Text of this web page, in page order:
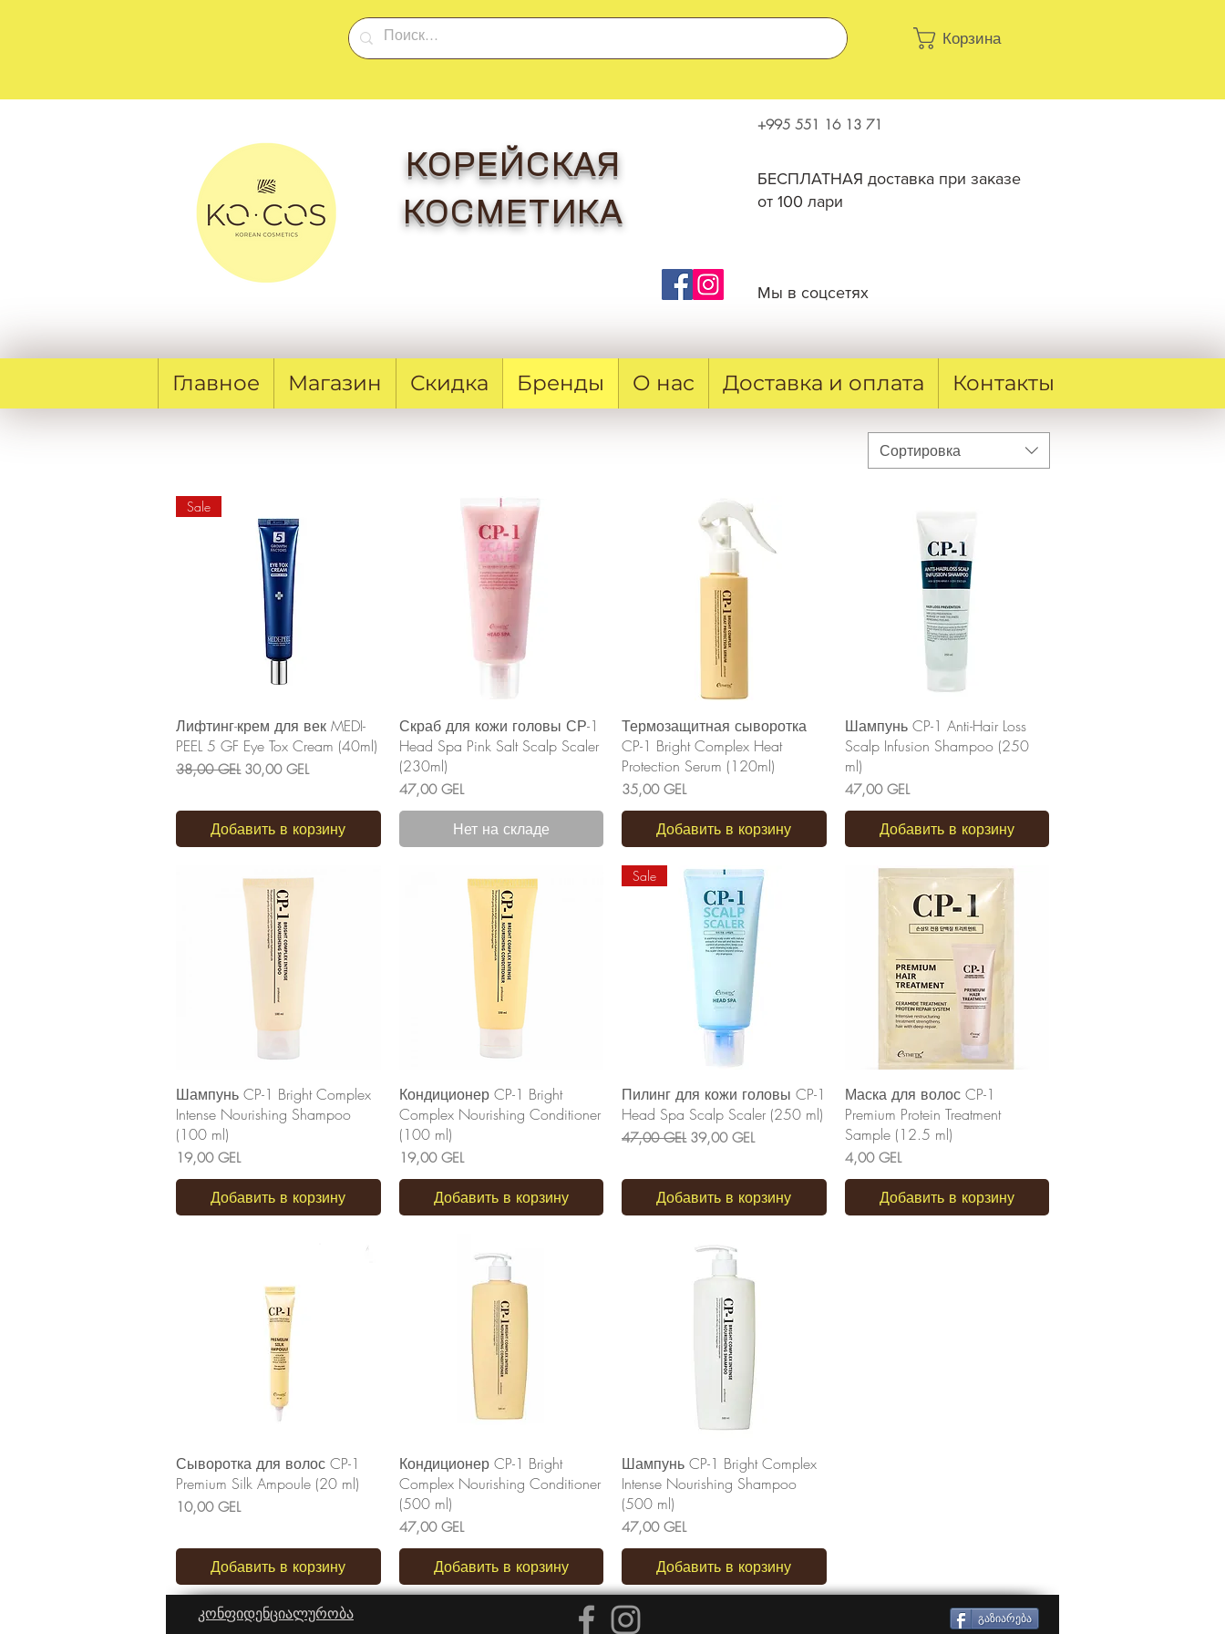
Корзина
КОРЕЙСКАЯ
КОСМЕТИКА
+995 551 16 13 71
БЕСПЛАТНАЯ доставка при заказе
от 100 лари
Мы в соцсетях
Главное Магазин Скидка Бренды О нас Доставка и оплата Контакты
Сортировка
Быстрый просмотр
Sale
Лифтинг-крем для век MEDI-
PEEL 5 GF Eye Tox Cream (40ml)
Обычная цена
38,00 GEL Цена со скидкой
30,00 GEL
Добавить в корзину
Быстрый просмотр
Скраб для кожи головы СР-1
Head Spa Pink Salt Scalp Scaler
(230ml)
Цена
47,00 GEL
Нет на складе
Быстрый просмотр
Термозащитная сыворотка
CP-1 Bright Complex Heat
Protection Serum (120ml)
Цена
35,00 GEL
Добавить в корзину
Быстрый просмотр
Шампунь CP-1 Anti-Hair Loss
Scalp Infusion Shampoo (250
ml)
Цена
47,00 GEL
Добавить в корзину
Быстрый просмотр
Шампунь CP-1 Bright Complex
Intense Nourishing Shampoo
(100 ml)
Цена
19,00 GEL
Добавить в корзину
Быстрый просмотр
Кондиционер CP-1 Bright
Complex Nourishing Conditioner
(100 ml)
Цена
19,00 GEL
Добавить в корзину
Быстрый просмотр
Sale
Пилинг для кожи головы CP-1
Head Spa Scalp Scaler (250 ml)
Обычная цена
47,00 GEL Цена со скидкой
39,00 GEL
Добавить в корзину
Быстрый просмотр
Маска для волос CP-1
Premium Protein Treatment
Sample (12.5 ml)
Цена
4,00 GEL
Добавить в корзину
Быстрый просмотр
Сыворотка для волос CP-1
Premium Silk Ampoule (20 ml)
Цена
10,00 GEL
Добавить в корзину
Быстрый просмотр
Кондиционер CP-1 Bright
Complex Nourishing Conditioner
(500 ml)
Цена
47,00 GEL
Добавить в корзину
Быстрый просмотр
Шампунь CP-1 Bright Complex
Intense Nourishing Shampoo
(500 ml)
Цена
47,00 GEL
Добавить в корзину
კონფიდენციალურობა გაზიარება